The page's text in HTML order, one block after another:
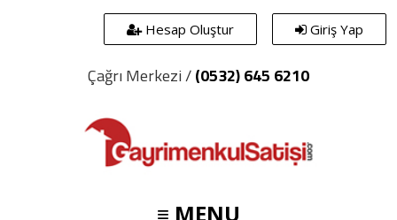
Giriş Yap
Hesap Oluştur
Çağrı Merkezi /(0532) 645 6210
≡ MENU